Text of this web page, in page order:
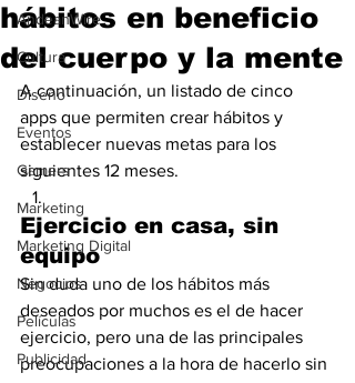
AndeanWire
Cultura
Diseño
Eventos
Gamers
Marketing
Marketing Digital
Negocios
Películas
Publicidad
hábitos en beneficio
del cuerpo y la mente
A continuación, un listado de cinco
apps que permiten crear hábitos y
establecer nuevas metas para los
siguientes 12 meses.
Ejercicio en casa, sin
equipo
Sin duda uno de los hábitos más
deseados por muchos es el de hacer
ejercicio, pero una de las principales
preocupaciones a la hora de hacerlo sin